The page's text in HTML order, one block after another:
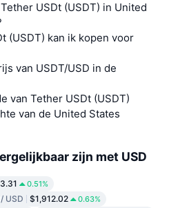
USDt (USDT) in United
(USDT) kan ik kopen voor
van USDT/USD in de
van Tether USDt (USDT)
van de United States
zijn met USD
0.51%
/ USD $1,912.02 0.63%